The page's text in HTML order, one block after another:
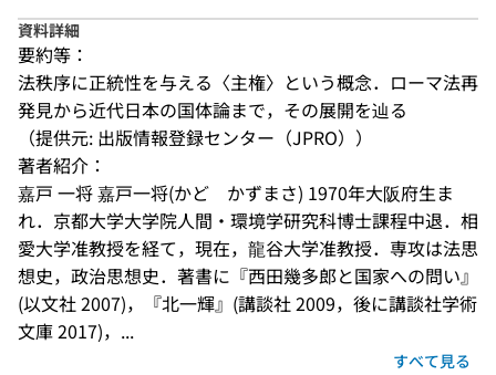
資料詳細
要約等：
法秩序に正統性を与える〈主権〉という概念．ローマ法再
発見から近代日本の国体論まで，その展開を辿る
（提供元: 出版情報登録センター（JPRO））
著者紹介：
嘉戸 一将 嘉戸一将(かど かずまさ) 1970年大阪府生ま
れ．京都大学大学院人間・環境学研究科博士課程中退．相
愛大学准教授を経て，現在，龍谷大学准教授．専攻は法思
想史，政治思想史．著書に『西田幾多郎と国家への問い』
(以文社 2007)，『北一輝』(講談社 2009，後に講談社学術
文庫 2017)，...
すべて見る